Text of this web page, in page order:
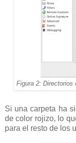
Figura 2: Directorios
Si una carpeta ha
de color rojizo, lo
para el resto de los